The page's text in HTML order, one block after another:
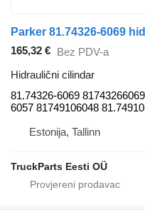
165,32 € Bez PDV-a
Hidraulični cilindar
81.74326-6069
6057 81749106048
Estonija, Tallinn
TruckParts Eesti OÜ